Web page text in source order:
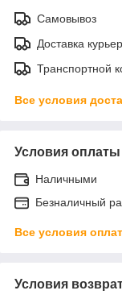
Самовывоз
Доставка
Транспортной
Все условия
Условия оплаты
Наличными
Безналичный
Все условия
Условия